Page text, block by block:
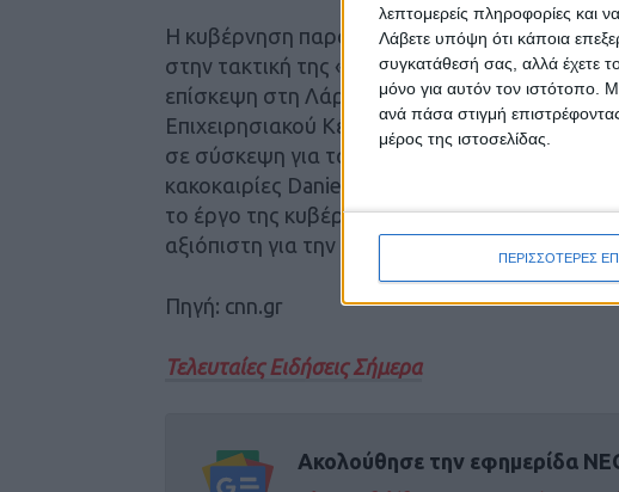
λεπτομερείς πληροφορίες και
Λάβετε υπόψη ότι κάποια
συγκατάθεσή σας, αλλά έχετε
μόνο για αυτόν τον ιστότοπο.
ανά πάσα στιγμή
μέρος της ιστοσελίδας.
ΠΕΡΙΣΣΟΤΕΡΕΣ
Η κυβέρνηση παράλληλα με την αντεπίθεση
στην τακτική της «θετικής ατζέντας». Σ’
επίσκεψη στη Λάρισα όπου ο πρωθυπουργός
Επιχειρησιακού Κέντρου Πολιτικής
σε σύσκεψη για τα μέτρα αποκατάστασης
κακοκαιρίες Daniel και Elias. Στόχος της
το έργο της κυβέρνησης, που θα
αξιόπιστη για την επόμενη μέρα.
Πηγή: cnn.gr
Τελευταίες Ειδήσεις Σήμερα
Ακολούθησε την εφημερίδα